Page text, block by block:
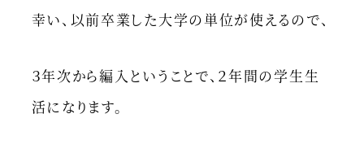
幸い、以前卒業した大学の単位が使えるので、
３年次から編入ということで、２年間の学生生
活になります。